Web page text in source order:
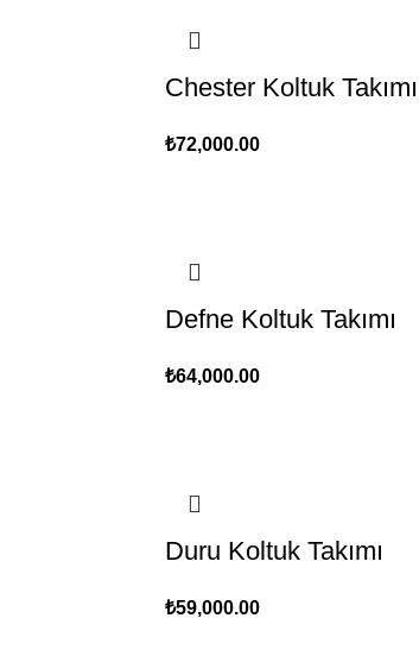
Chester Koltuk Takımı
₺72,000.00
Defne Koltuk Takımı
₺64,000.00
Duru Koltuk Takımı
₺59,000.00